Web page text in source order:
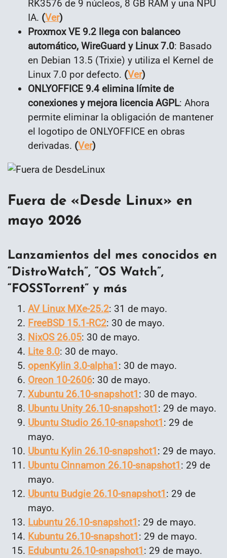
RK3576 de 9 núcleos, 8 GB RAM y una NPU
IA. (Ver)
Proxmox VE 9.2 llega con balanceo
automático, WireGuard y Linux 7.0: Basado
en Debian 13.5 (Trixie) y utiliza el Kernel de
Linux 7.0 por defecto. (Ver)
ONLYOFFICE 9.4 elimina límite de
conexiones y mejora licencia AGPL: Ahora
permite eliminar la obligación de mantener
el logotipo de ONLYOFFICE en obras
derivadas. (Ver)
Fuera de «Desde Linux» en
mayo 2026
Lanzamientos del mes conocidos en
“DistroWatch”, “OS Watch”,
“FOSSTorrent” y más
AV Linux MXe-25.2: 31 de mayo.
FreeBSD 15.1-RC2: 30 de mayo.
NixOS 26.05: 30 de mayo.
Lite 8.0: 30 de mayo.
openKylin 3.0-alpha1 : 30 de mayo.
Oreon 10-2606: 30 de mayo.
Xubuntu 26.10-snapshot1 : 30 de mayo.
Ubuntu Unity 26.10-snapshot1 : 29 de mayo.
Ubuntu Studio 26.10-snapshot1 : 29 de
mayo.
Ubuntu Kylin 26.10-snapshot1 : 29 de mayo.
Ubuntu Cinnamon 26.10-snapshot1 : 29 de
mayo.
Ubuntu Budgie 26.10-snapshot1 : 29 de
mayo.
Lubuntu 26.10-snapshot1 : 29 de mayo.
Kubuntu 26.10-snapshot1 : 29 de mayo.
Edubuntu 26.10-snapshot1 : 29 de mayo.